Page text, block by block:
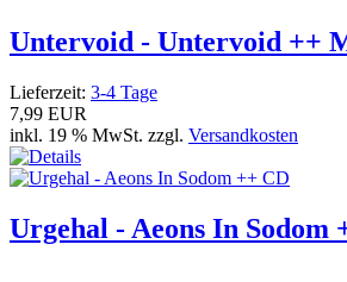
Untervoid - Untervoid ++
Lieferzeit: 3-4 Tage
7,99 EUR
inkl. 19 % MwSt. zzgl. Versandkosten
Urgehal - Aeons In Sodom